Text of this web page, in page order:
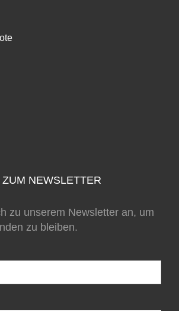
NEWSLETTER
zu unserem Newsletter an, um
zu bleiben.